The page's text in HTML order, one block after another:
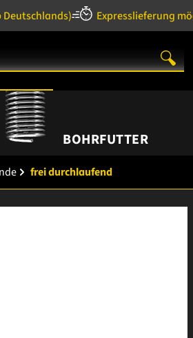
Expresslieferung
BOHRFUTTER
frei durchlaufend